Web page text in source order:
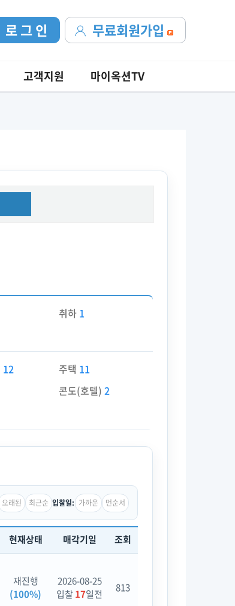
무료회원가입
로 그 인
고객지원 마이옥션TV
취하 1
12 주택 11
콘도(호텔) 2
오래된 최근순 입찰일: 가까운 먼순서
현재상태 매각기일 조회
재진행
(100%)
2026-08-25
입찰17일전 813